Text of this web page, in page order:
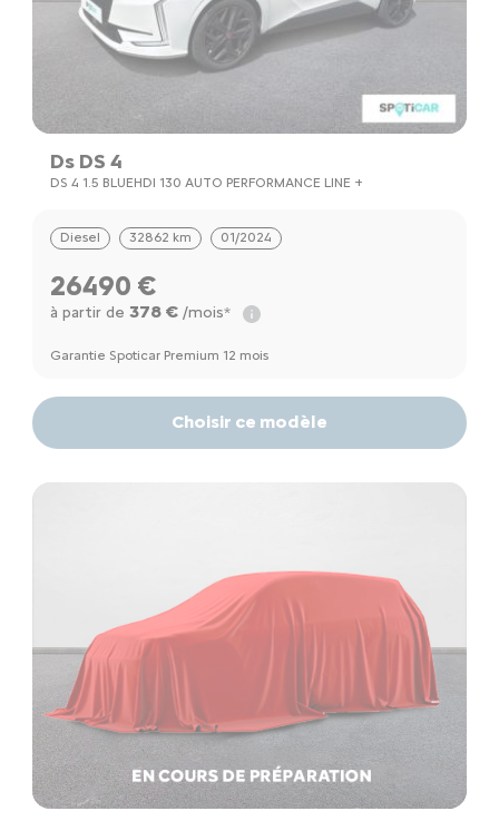
Ds DS 4
DS 4 1.5 BLUEHDI 130 AUTO PERFORMANCE LINE +
Diesel 32862 km 01/2024
26490 €
à partir de 378 €/mois*
Garantie Spoticar Premium 12 mois
Choisir ce modèle